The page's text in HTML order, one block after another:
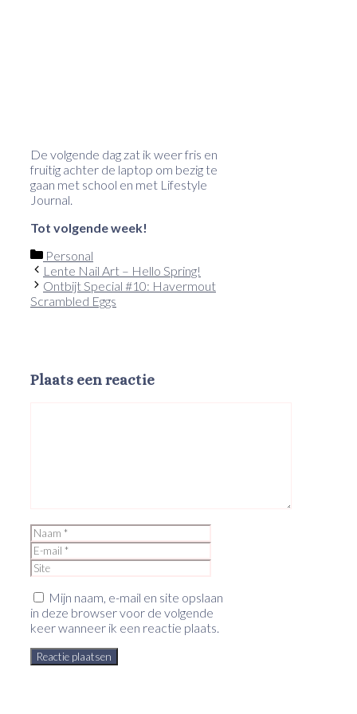
De volgende dag zat ik weer fris en
fruitig achter de laptop om bezig te
gaan met school en met Lifestyle
Journal.
Tot volgende week!
Categorieën
Personal
Lente Nail Art – Hello Spring!
Ontbijt Special #10: Havermout
Scrambled Eggs
Plaats een reactie
Naam
mail
Mijn naam, e-mail en site opslaan
in deze browser voor de volgende
keer wanneer ik een reactie plaats.